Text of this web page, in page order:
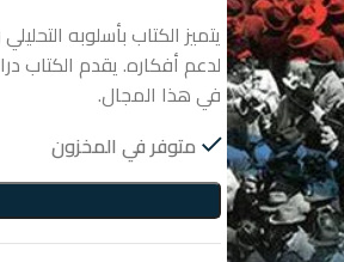
يتميز الكتاب بأسلوبه
لدعم أفكاره.يقدم الكتاب
في هذا المجال.
متوفر في المخزون